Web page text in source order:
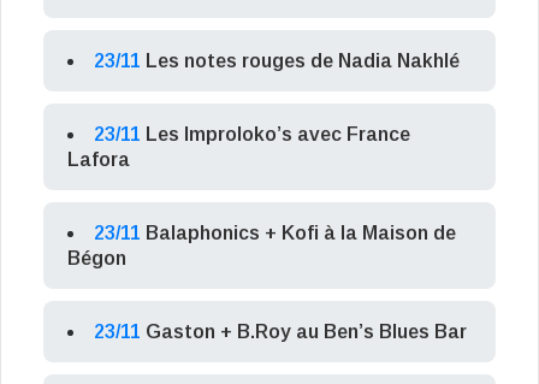
23/11 Les notes rouges de Nadia Nakhlé
23/11 Les Improloko’s avec France
Lafora
23/11 Balaphonics + Kofi à la Maison de
Bégon
23/11 Gaston + B.Roy au Ben’s Blues Bar